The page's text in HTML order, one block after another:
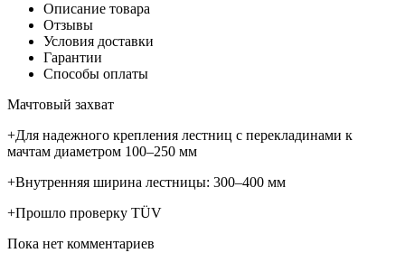
Описание товара
Отзывы
Условия доставки
Гарантии
Способы оплаты
Мачтовый захват
+Для надежного крепления лестниц с перекладинами к
мачтам диаметром 100–250 мм
+Внутренняя ширина лестницы: 300–400 мм
+Прошло проверку TÜV
Пока нет комментариев